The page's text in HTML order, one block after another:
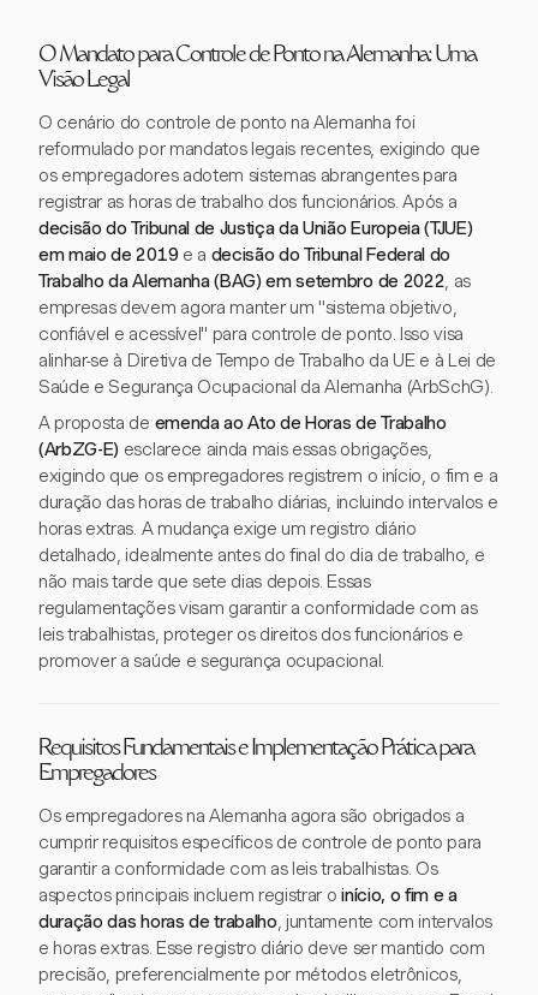
O Mandato para Controle de Ponto na Alemanha: Uma
Visão Legal
O cenário do controle de ponto na Alemanha foi
reformulado por mandatos legais recentes, exigindo que
os empregadores adotem sistemas abrangentes para
registrar as horas de trabalho dos funcionários. Após a
decisão do Tribunal de Justiça da União Europeia (TJUE)
em maio de 2019e a decisão do Tribunal Federal do
Trabalho da Alemanha (BAG) em setembro de 2022, as
empresas devem agora manter um "sistema objetivo,
confiável e acessível" para controle de ponto. Isso visa
alinhar-se à Diretiva de Tempo de Trabalho da UE e à Lei de
Saúde e Segurança Ocupacional da Alemanha (ArbSchG).
A proposta de emenda ao Ato de Horas de Trabalho
(ArbZG-E) esclarece ainda mais essas obrigações,
exigindo que os empregadores registrem o início, o fim e a
duração das horas de trabalho diárias, incluindo intervalos e
horas extras. A mudança exige um registro diário
detalhado, idealmente antes do final do dia de trabalho, e
não mais tarde que sete dias depois. Essas
regulamentações visam garantir a conformidade com as
leis trabalhistas, proteger os direitos dos funcionários e
promover a saúde e segurança ocupacional.
Requisitos Fundamentais e Implementação Prática para
Empregadores
Os empregadores na Alemanha agora são obrigados a
cumprir requisitos específicos de controle de ponto para
garantir a conformidade com as leis trabalhistas. Os
aspectos principais incluem registrar oinício, o fim e a
duração das horas de trabalho, juntamente com intervalos
e horas extras. Esse registro diário deve ser mantido com
precisão, preferencialmente por métodos eletrônicos,